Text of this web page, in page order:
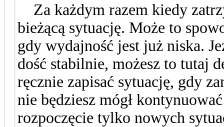
Za każdym razem kiedy
bieżącą sytuację. Może to
gdy wydajność jest już niska.
dość stabilnie, możesz to tutaj
ręcznie zapisać sytuację, gdy
nie będziesz mógł
rozpoczęcie tylko nowych